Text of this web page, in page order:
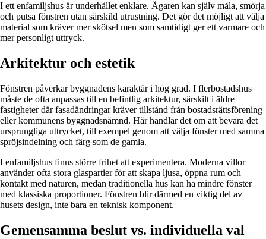
I ett enfamiljshus är underhållet enklare. Ägaren kan själv måla, smörja
och putsa fönstren utan särskild utrustning. Det gör det möjligt att välja
material som kräver mer skötsel men som samtidigt ger ett varmare och
mer personligt uttryck.
Arkitektur och estetik
Fönstren påverkar byggnadens karaktär i hög grad. I flerbostadshus
måste de ofta anpassas till en befintlig arkitektur, särskilt i äldre
fastigheter där fasadändringar kräver tillstånd från bostadsrättsförening
eller kommunens byggnadsnämnd. Här handlar det om att bevara det
ursprungliga uttrycket, till exempel genom att välja fönster med samma
spröjsindelning och färg som de gamla.
I enfamiljshus finns större frihet att experimentera. Moderna villor
använder ofta stora glaspartier för att skapa ljusa, öppna rum och
kontakt med naturen, medan traditionella hus kan ha mindre fönster
med klassiska proportioner. Fönstren blir därmed en viktig del av
husets design, inte bara en teknisk komponent.
Gemensamma beslut vs. individuella val